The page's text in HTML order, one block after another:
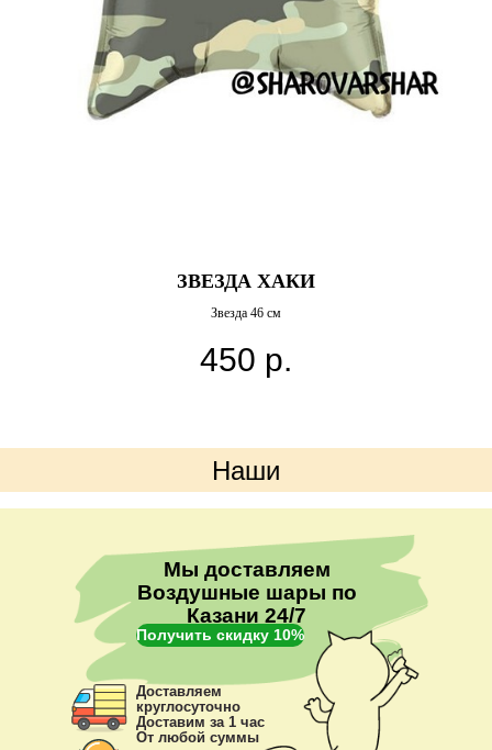
ЗВЕЗДА ХАКИ
Звезда 46 см
450 р.
Наши
преимущества
Мы доставляем
Воздушные шары по
Казани 24/7
Получить скидку 10%
Доставляем
круглосуточно
Доставим за 1 час
От любой суммы